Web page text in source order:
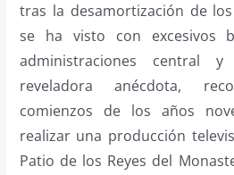
tras la desamortización de
se ha visto con excesivos
administraciones central y
reveladora anécdota,
comienzos de los años
realizar una producción
Patio de los Reyes del